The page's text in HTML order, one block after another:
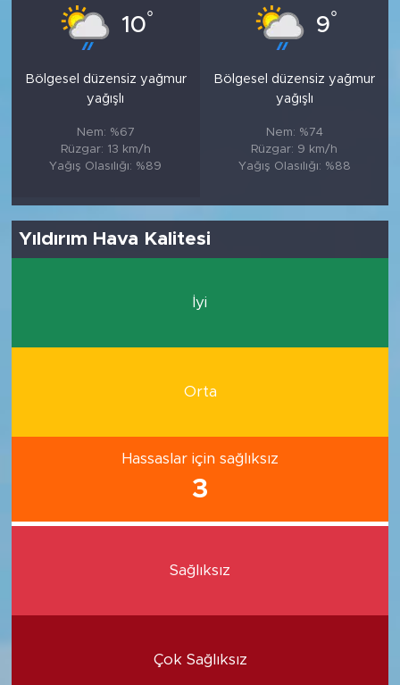
10°
Bölgesel düzensiz yağmur
yağışlı
Nem: %67
Rüzgar: 13 km/h
Yağış Olasılığı: %89
9°
Bölgesel düzensiz yağmur
yağışlı
Nem: %74
Rüzgar: 9 km/h
Yağış Olasılığı: %88
Yıldırım Hava Kalitesi
İyi
Orta
Hassaslar için sağlıksız
3
Sağlıksız
Çok Sağlıksız